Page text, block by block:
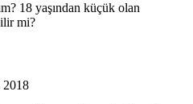
18 yaşından küçük olan
mi?
2018